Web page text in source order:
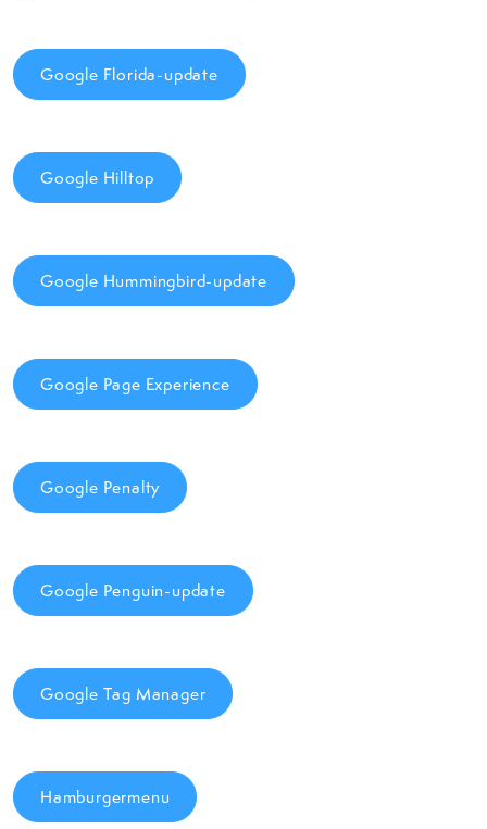
Google Florida-update
Google Hilltop
Google Hummingbird-update
Google Page Experience
Google Penalty
Google Penguin-update
Google Tag Manager
Hamburgermenu